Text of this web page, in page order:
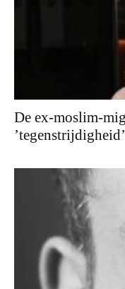
De ex-moslim-
’tegenstrijdigheid’